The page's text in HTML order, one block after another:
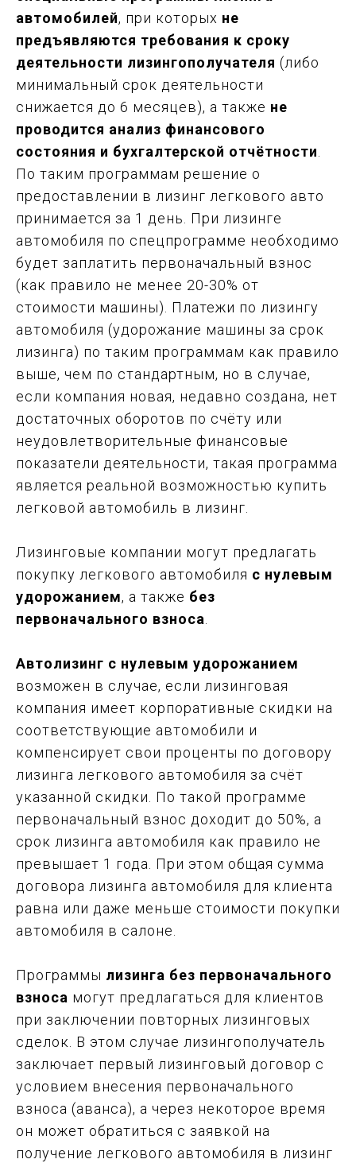
автомобилей, при которых не
предъявляются требования к сроку
деятельности лизингополучателя (либо
минимальный срок деятельности
снижается до 6 месяцев), а также не
проводится анализ финансового
состояния и бухгалтерской отчётности
По таким программам решение о
предоставлении в лизинг легкового авто
принимается за 1 день. При лизинге
автомобиля по спецпрограмме необходимо
будет заплатить первоначальный взнос
(как правило не менее 20-30% от
стоимости машины). Платежи по лизингу
автомобиля (удорожание машины за срок
лизинга) по таким программам как правило
выше, чем по стандартным, но в случае,
если компания новая, недавно создана, нет
достаточных оборотов по счёту или
неудовлетворительные финансовые
показатели деятельности, такая программа
является реальной возможностью купить
легковой автомобиль в лизинг.
Лизинговые компании могут предлагать
покупку легкового автомобиля с нулевым
удорожанием, а также без
первоначального взноса
Автолизинг с нулевым удорожанием
возможен в случае, если лизинговая
компания имеет корпоративные скидки на
соответствующие автомобили и
компенсирует свои проценты по договору
лизинга легкового автомобиля за счёт
указанной скидки. По такой программе
первоначальный взнос доходит до 50%, а
срок лизинга автомобиля как правило не
превышает 1 года. При этом общая сумма
договора лизинга автомобиля для клиента
равна или даже меньше стоимости покупки
автомобиля в салоне.
Программы лизинга без первоначального
взноса могут предлагаться для клиентов
при заключении повторных лизинговых
сделок. В этом случае лизингополучатель
заключает первый лизинговый договор с
условием внесения первоначального
взноса (аванса), а через некоторое время
он может обратиться с заявкой на
получение легкового автомобиля в лизинг